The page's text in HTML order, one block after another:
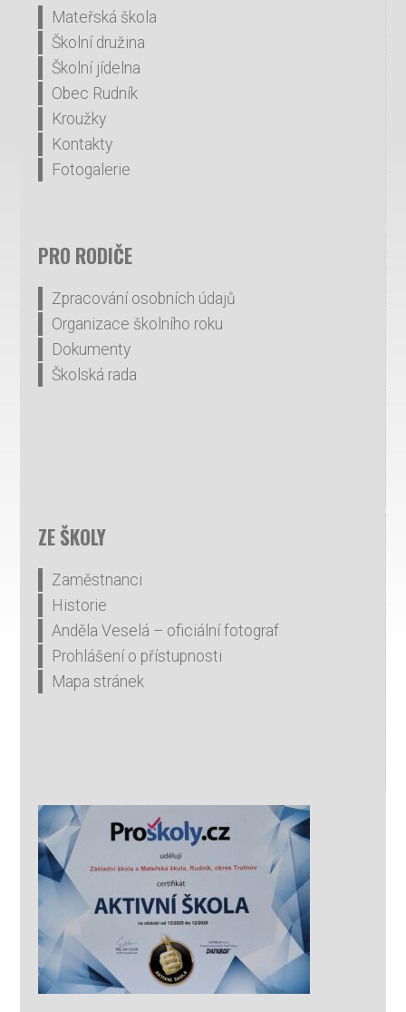
Mateřská škola
Školní družina
Školní jídelna
Obec Rudník
Kroužky
Kontakty
Fotogalerie
PRO RODIČE
Zpracování osobních údajů
Organizace školního roku
Dokumenty
Školská rada
ZE ŠKOLY
Zaměstnanci
Historie
Anděla Veselá – oficiální fotograf
Prohlášení o přístupnosti
Mapa stránek